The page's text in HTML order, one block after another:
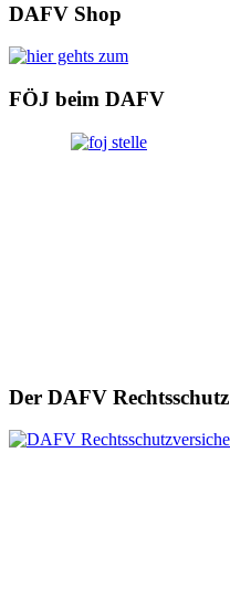
DAFV Shop
FÖJ beim DAFV
Der DAFV Rechtsschutz